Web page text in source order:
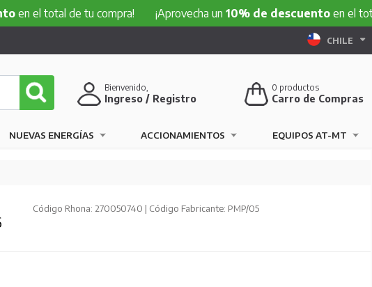
de tu compra! ¡Aprovecha un10% de descuentoen el total de tu
CHILE
0 productos
Carro de Compras
Bienvenido,
Ingreso / Registro
NUEVAS ENERGÍAS ACCIONAMIENTOS EQUIPOS AT-MT
Código Rhona: 270050740 | Código Fabricante: PMP/05